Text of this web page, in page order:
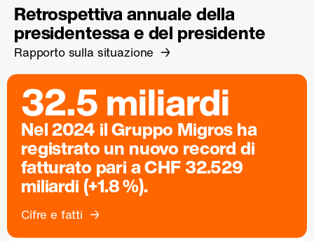
Retrospettiva annuale della
presidentessa e del presidente
Rapporto sulla situazione
32.5 miliardi
Nel 2024 il Gruppo Migros ha
registrato un nuovo record di
fatturato pari a CHF 32.529
miliardi (+1.8 %).
Cifre e fatti